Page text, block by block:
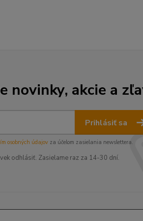
novinky, akcie a
Prihlásiť sa
osobných údajov za účelom zasielania newslettera.
odhlásiť. Zasielame raz za 14-30 dní.